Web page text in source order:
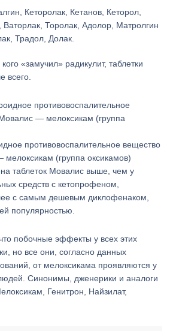
Кеторолак, Кетанов, Кеторол,
Торолак, Адолор, Матролгин
Традол, Долак.
«замучил» радикулит, таблетки
всего.
противовоспалительное вещество
(группа оксикамов)
таблеток Мовалис выше, чем у
средств с кетопрофеном,
с самым дешевым диклофенаком,
популярностью.
побочные эффекты у всех этих
но все они, согласно данных
от мелоксикама проявляются у
Синонимы, дженерики и аналоги
Генитрон, Найзилат,